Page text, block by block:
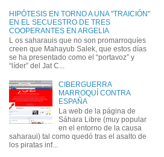
HIPÓTESIS EN TORNO A UNA "TRAICIÓN"
EN EL SECUESTRO DE TRES
COOPERANTES EN ARGELIA
L os saharauis que no son promarroquíes
creen que Mahayub Salek, que estos días
se ha presentado como el “portavoz” y
“líder” del Jat C...
CIBERGUERRA
MARROQUÍ CONTRA
ESPAÑA
La web de la página de
Sáhara Libre (muy popular
en el entorno de la causa
saharaui) tal como quedó tras el asalto de
los piratas inf...